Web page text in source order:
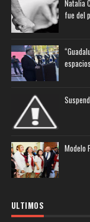
Natalia
fue del
Modelo
ULTIMOS